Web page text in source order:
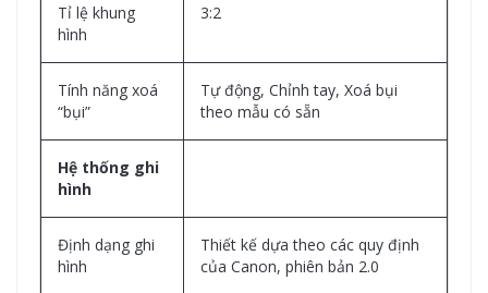
Tỉ lệ khung
hình
3:2
Tính năng xoá
“bụi”
Tự động, Chỉnh tay, Xoá bụi
theo mẫu có sẵn
Hệ thống ghi
hình
Định dạng ghi
hình
Thiết kế dựa theo các quy định
của Canon, phiên bản 2.0